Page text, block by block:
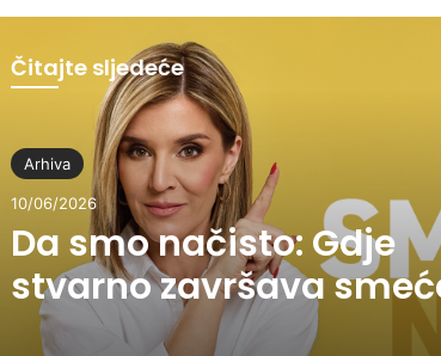
Čitajte sljedeće
Arhiva
10/06/2026
Da smo načisto: Gdje
stvarno završava
koje bacimo?